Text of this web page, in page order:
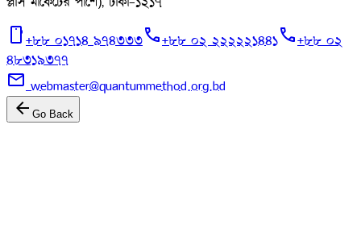
mobile+৮৮ ০১৭১৪ ৯৭৪৩৩৩call+৮৮ ০২ ২২২২২১৪৪১call+৮৮ ০২
৪৮৩১৯৩৭৭
mailwebmaster@quantummethod.org.bd
arrow_back Go Back